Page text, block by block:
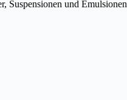
Suspensionen und Emulsionen